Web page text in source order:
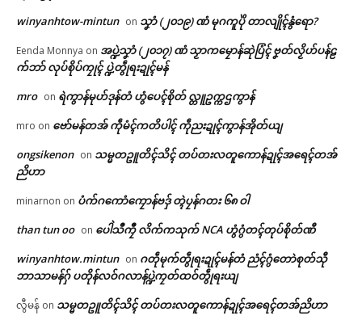
ဌာန်ပရိုၚ်ဗၠးၜးမန်
ရုဲစှ်
Related
ပ္ဍဲဂကောံအလဵုအသဳတွဵုရးဍုင်မန်
ပ္ဍဲတွဵုရး ကေုာံ ရးဂှ် ဒပ်ပၞာန် ခါန်
winyanhtow-mintun on သၞာံ (၂၀၁၉) ဏံ မုဂကူပိုဲ တာလျိုၚ်နွံရော?
Eenda Monnya on အပ္ဍဲသၞာံ (၂၀၁၇) ဏံ သၟာကမၠောန်ဆုဲပြံၚ် ဗၞတ်လၟိဟ်ပန်ဠ
က်ဘာ် လုပ်စိုပ်ကၠုၚ် ပ္ဍဲတွဵုရးဍုၚ်မန်
mro on ရဲကွာန်မုဟ်ဒုန်တံ ဟွံပေၚ်စိုတ် လ္တူဥက္ကဌကွာန်
mro on ဗော်မန်တအ် ကဵုမံၚ်ကတိပါၚ် ကဵုညးဍုၚ်ကွာန်အိုတ်ယျ
ongsikenon on သမ္မတဥူတိၚ်သိၚ် တပ်တးလတူကောန်ဍုၚ်အရေၚ်တအ်
ညိဟာ
minarnon on ပံက်ဂကောံကၠောန်ဗဒှ် တ္ၚဲပၠန်ဂတး ၆၈ ဝါ
than tun oo on ပေါဲသဳကၠဳ လိက်ကသုက် NCA ဟွံဂွံတၚ်တုပ်စိုတ်ဏီ
winyanhtow.mintun on ဂတဵုမုက်တွဵုရးဍုၚ်မန်တံ ညံၚ်ဂွံတောဲစုတ်သီု
ဘာသာမန်ဂှ် ပတိုန်လဝ်ဂလာန်ပ္ဍဲကၠတ်ထဝ်တွဵုရးယျ
လွီမန် on သမ္မတဥူတိၚ်သိၚ် တပ်တးလတူကောန်ဍုၚ်အရေၚ်တအ်ညိဟာ